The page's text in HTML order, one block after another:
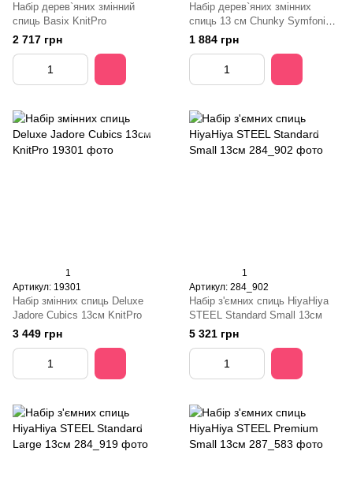
Набір дерев`яних змінний
спиць Basix KnitPro
2 717 грн
Набір дерев`яних змінних
спиць 13 см Chunky Symfonie
Wood KnitPro
1 884 грн
1
Артикул: 19301
Набір змінних спиць Deluxe
Jadore Cubics 13см KnitPro
3 449 грн
1
Артикул: 284_902
Набір з'ємних спиць HiyaHiya
STEEL Standard Small 13см
5 321 грн